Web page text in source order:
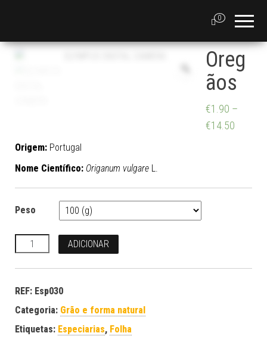
0
Oreg
ãos
€1.90 –
€14.50
Origem: Portugal
Nome Científico: Origanum vulgare L.
Peso
Quantidade ADICIONAR
REF: Esp030
Categoria: Grão e forma natural
Etiquetas: Especiarias, Folha